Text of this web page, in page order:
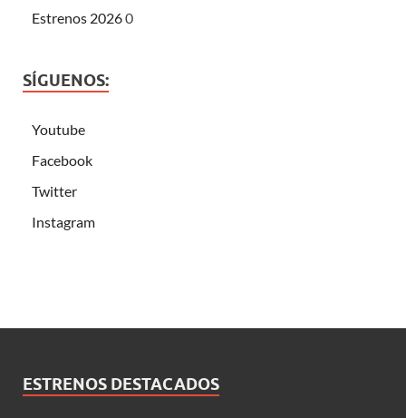
Estrenos 20260
SÍGUENOS:
Youtube
Facebook
Twitter
Instagram
ESTRENOS DESTACADOS